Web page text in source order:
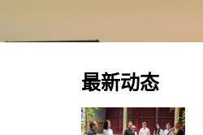
最新动态